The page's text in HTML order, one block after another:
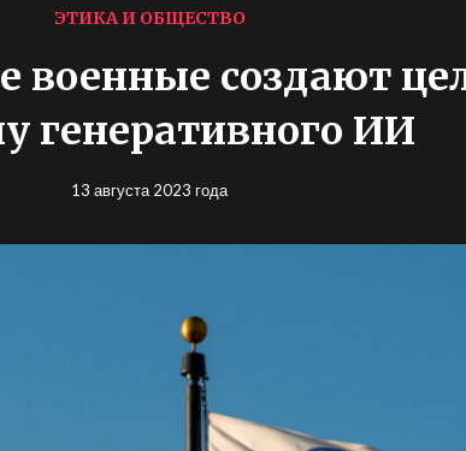
ЭТИКА И ОБЩЕСТВО
военные создают
генеративного ИИ
13 августа 2023 года